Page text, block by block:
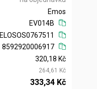
Emos
EV014B
ELOSOS0767511
8592920006917
320,18 Kč
264,61 Kč
333,34 Kč